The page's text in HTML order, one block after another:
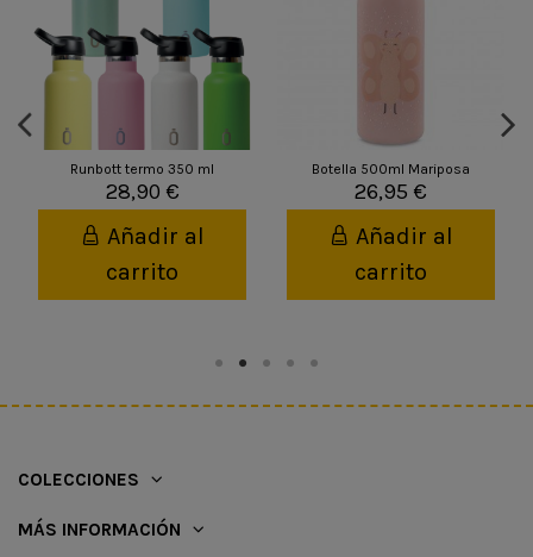
Runbott termo 350 ml
28,90 €
Añadir al
carrito
Botella 500ml Mariposa
26,95 €
Añadir al
carrito
COLECCIONES
MÁS INFORMACIÓN